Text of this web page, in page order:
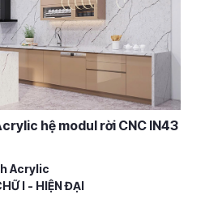
hệ modul rời CNC IN43
Acrylic
I - HIỆN ĐẠI